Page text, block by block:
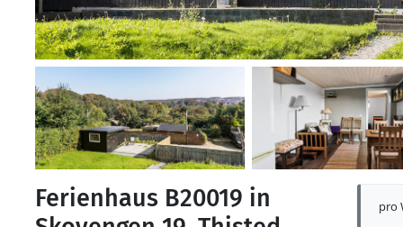
pro
Ferienhaus B20019 in